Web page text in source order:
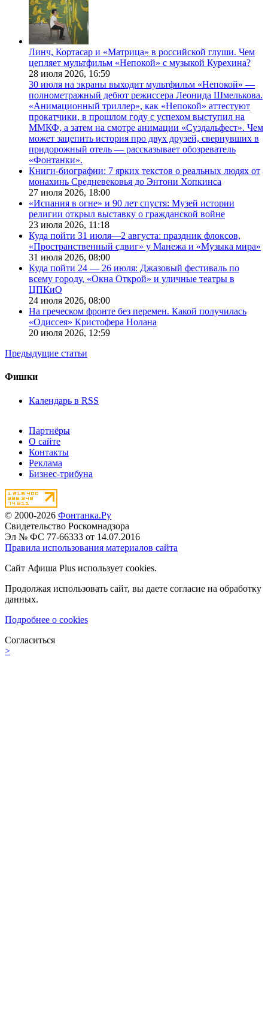
Линч, Кортасар и «Матрица» в российской глуши. Чем
цепляет мультфильм «Непокой» с музыкой Курехина?
28 июля 2026, 16:59
30 июля на экраны выходит мультфильм «Непокой» —
полнометражный дебют режиссера Леонида Шмелькова.
«Анимационный триллер», как «Непокой» аттестуют
прокатчики, в прошлом году с успехом выступил на
ММКФ, а затем на смотре анимации «Суздальфест». Чем
может зацепить история про двух друзей, свернувших в
придорожный отель — рассказывает обозреватель
«Фонтанки».
Книги-биографии: 7 ярких текстов о реальных людях от
монахинь Средневековья до Энтони Хопкинса
27 июля 2026, 18:00
«Испания в огне» и 90 лет спустя: Музей истории
религии открыл выставку о гражданской войне
23 июля 2026, 11:18
Куда пойти 31 июля—2 августа: праздник флоксов,
«Пространственный сдвиг» у Манежа и «Музыка мира»
31 июля 2026, 08:00
Куда пойти 24 — 26 июля: Джазовый фестиваль по
всему городу, «Окна Открой» и уличные театры в
ЦПКиО
24 июля 2026, 08:00
На греческом фронте без перемен. Какой получилась
«Одиссея» Кристофера Нолана
20 июля 2026, 12:59
Предыдущие статьи
Фишки
Календарь в RSS
Партнёры
О сайте
Контакты
Реклама
Бизнес-трибуна
© 2000-2026 Фонтанка.Ру
Свидетельство Роскомнадзора
Эл № ФС 77-66333 от 14.07.2016
Правила использования материалов сайта
Сайт Афиша Plus использует cookies.
Продолжая использовать сайт, вы даете согласие на обработку
данных.
Подробнее о cookies
Согласиться
>